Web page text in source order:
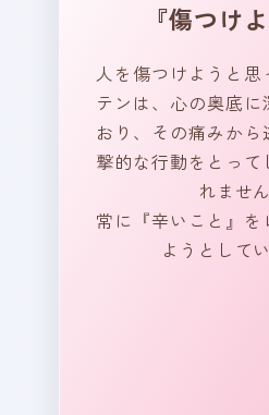
『傷つけ
人を傷つけようと
テンは、心の奥底に
おり、その痛みか
撃的な行動をとって
れません
常に『辛いこと』
ようとして
るでしょうか？
誰かを攻撃した